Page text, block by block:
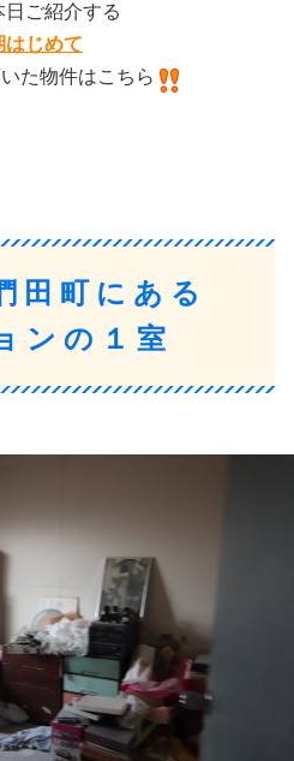
日ご紹介する
はじめて
た物件はこちら
田町にある
ンの１室